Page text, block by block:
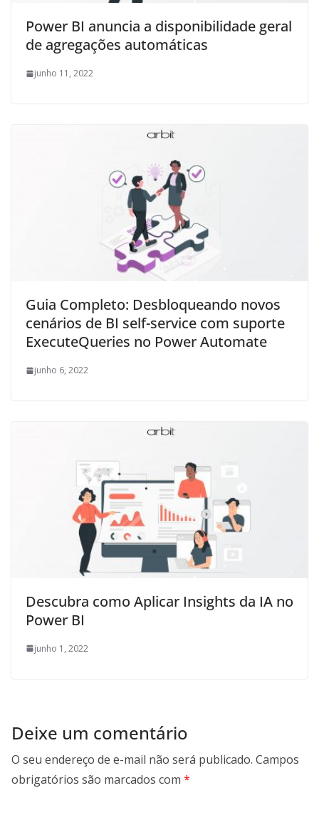
Power BI anuncia a disponibilidade geral
de agregações automáticas
junho 11, 2022
Guia Completo: Desbloqueando novos
cenários de BI self-service com suporte
ExecuteQueries no Power Automate
junho 6, 2022
Descubra como Aplicar Insights da IA no
Power BI
junho 1, 2022
Deixe um comentário
O seu endereço de e-mail não será publicado. Campos
obrigatórios são marcados com *